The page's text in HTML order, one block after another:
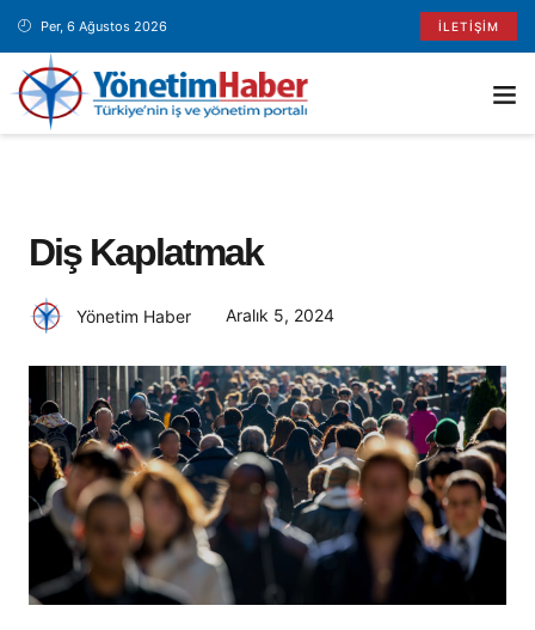
Per, 6 Ağustos 2026 İLETIŞIM
Diş Kaplatmak
Yönetim Haber Aralık 5, 2024